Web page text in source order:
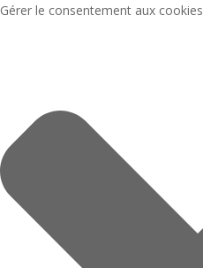
Gérer le consentement aux cookies